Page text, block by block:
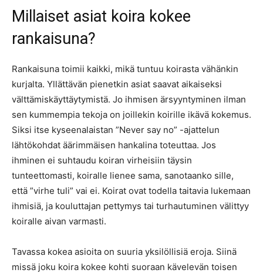
Millaiset asiat koira kokee
rankaisuna?
Rankaisuna toimii kaikki, mikä tuntuu koirasta vähänkin
kurjalta. Yllättävän pienetkin asiat saavat aikaiseksi
välttämiskäyttäytymistä. Jo ihmisen ärsyyntyminen ilman
sen kummempia tekoja on joillekin koirille ikävä kokemus.
Siksi itse kyseenalaistan ”Never say no” -ajattelun
lähtökohdat äärimmäisen hankalina toteuttaa. Jos
ihminen ei suhtaudu koiran virheisiin täysin
tunteettomasti, koiralle lienee sama, sanotaanko sille,
että ”virhe tuli” vai ei. Koirat ovat todella taitavia lukemaan
ihmisiä, ja kouluttajan pettymys tai turhautuminen välittyy
koiralle aivan varmasti.
Tavassa kokea asioita on suuria yksilöllisiä eroja. Siinä
missä joku koira kokee kohti suoraan kävelevän toisen